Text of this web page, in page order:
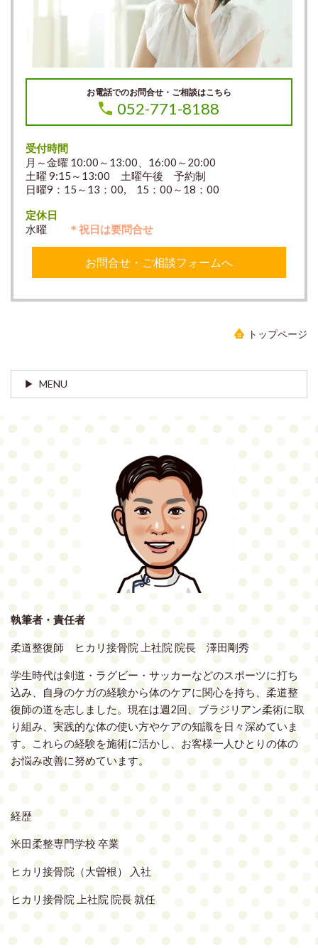
お電話でのお問合せ・ご相談はこちら
052-771-8188
受付時間
月～金曜 10:00～13:00、16:00～20:00
土曜 9:15～13:00 土曜午後 予約制
日曜9：15～13：00, 15：00～18：00
定休日
水曜
＊祝日は要問合せ
お問合せ・ご相談フォームへ
トップページ
MENU
執筆者・責任者
柔道整復師 ヒカリ接骨院 上社院 院長 澤田剛秀
学生時代は剣道・ラグビー・サッカーなどのスポーツに打ち
込み、自身のケガの経験から体のケアに関心を持ち、柔道整
復師の道を志しました。現在は週2回、ブラジリアン柔術に取
り組み、実践的な体の使い方やケアの知識を日々深めていま
す。これらの経験を施術に活かし、お客様一人ひとりの体の
お悩み改善に努めています。
経歴
米田柔整専門学校 卒業
ヒカリ接骨院（大曽根） 入社
ヒカリ接骨院 上社院 院長 就任